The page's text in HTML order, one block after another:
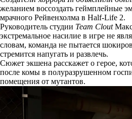
желанием воссоздать геймплейные
мрачного Рейвенхолма в Half-Life 2.
Руководитель студии Team Clout
экстремальное насилие в игре не
словам, команда не пытается
стремится напугать и развлечь.
Сюжет экшена расскажет о герое,
после комы в полуразрушенном
помещения от мутантов.